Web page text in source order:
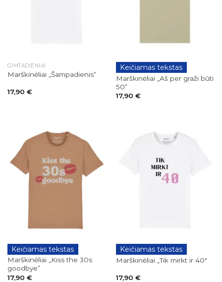
GIMTADIENIAI
Marškinėliai „Šampadienis“
17,90 €
GIMTADIENIAI
Keičiamas tekstas
Marškinėliai „Aš per graži būti
50“
17,90 €
GIMTADIENIAI
Keičiamas tekstas
Marškinėliai „Kiss the 30s
goodbye”
17,90 €
GIMTADIENIAI
Keičiamas tekstas
Marškinėliai „Tik mirkt ir 40″
17,90 €